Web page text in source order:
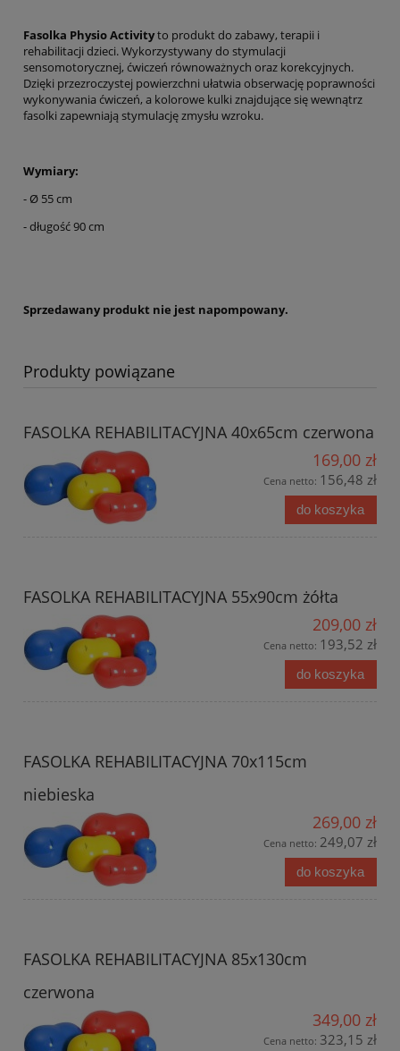
Fasolka Physio Activityto produkt do zabawy, terapii i
rehabilitacji dzieci. Wykorzystywany do stymulacji
sensomotorycznej, ćwiczeń równoważnych oraz korekcyjnych.
Dzięki przezroczystej powierzchni ułatwia obserwację poprawności
wykonywania ćwiczeń, a kolorowe kulki znajdujące się wewnątrz
fasolki zapewniają stymulację zmysłu wzroku.
Wymiary:
- Ø 55 cm
- długość 90 cm
Sprzedawany produkt nie jest napompowany.
Produkty powiązane
FASOLKA REHABILITACYJNA 40x65cm czerwona
169,00 zł
Cena netto: 156,48 zł
do koszyka
FASOLKA REHABILITACYJNA 55x90cm żółta
209,00 zł
Cena netto: 193,52 zł
do koszyka
FASOLKA REHABILITACYJNA 70x115cm
niebieska
269,00 zł
Cena netto: 249,07 zł
do koszyka
FASOLKA REHABILITACYJNA 85x130cm
czerwona
349,00 zł
Cena netto: 323,15 zł